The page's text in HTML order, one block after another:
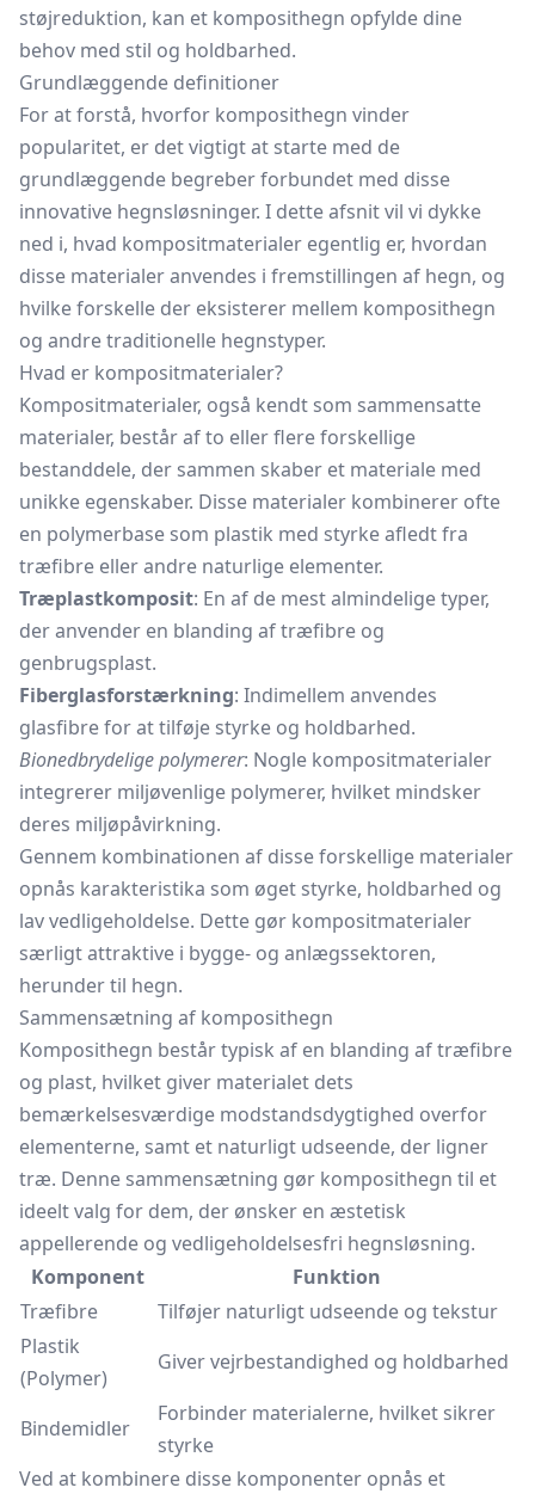
støjreduktion, kan et komposithegn opfylde dine
behov med stil og holdbarhed.
Grundlæggende definitioner
For at forstå, hvorfor komposithegn vinder
popularitet, er det vigtigt at starte med de
grundlæggende begreber forbundet med disse
innovative hegnsløsninger. I dette afsnit vil vi dykke
ned i, hvad kompositmaterialer egentlig er, hvordan
disse materialer anvendes i fremstillingen af hegn, og
hvilke forskelle der eksisterer mellem komposithegn
og andre traditionelle hegnstyper.
Hvad er kompositmaterialer?
Kompositmaterialer, også kendt som sammensatte
materialer, består af to eller flere forskellige
bestanddele, der sammen skaber et materiale med
unikke egenskaber. Disse materialer kombinerer ofte
en polymerbase som plastik med styrke afledt fra
træfibre eller andre naturlige elementer.
Træplastkomposit: En af de mest almindelige typer,
der anvender en blanding af træfibre og
genbrugsplast.
Fiberglasforstærkning: Indimellem anvendes
glasfibre for at tilføje styrke og holdbarhed.
Bionedbrydelige polymerer: Nogle kompositmaterialer
integrerer miljøvenlige polymerer, hvilket mindsker
deres miljøpåvirkning.
Gennem kombinationen af disse forskellige materialer
opnås karakteristika som øget styrke, holdbarhed og
lav vedligeholdelse. Dette gør kompositmaterialer
særligt attraktive i bygge- og anlægssektoren,
herunder til hegn.
Sammensætning af komposithegn
Komposithegn består typisk af en blanding af træfibre
og plast, hvilket giver materialet dets
bemærkelsesværdige modstandsdygtighed overfor
elementerne, samt et naturligt udseende, der ligner
træ. Denne sammensætning gør komposithegn til et
ideelt valg for dem, der ønsker en æstetisk
appellerende og vedligeholdelsesfri hegnsløsning.
Komponent
Funktion
Træfibre
Tilføjer naturligt udseende og tekstur
Plastik
(Polymer)
Giver vejrbestandighed og holdbarhed
Bindemidler
Forbinder materialerne, hvilket sikrer
styrke
Ved at kombinere disse komponenter opnås et